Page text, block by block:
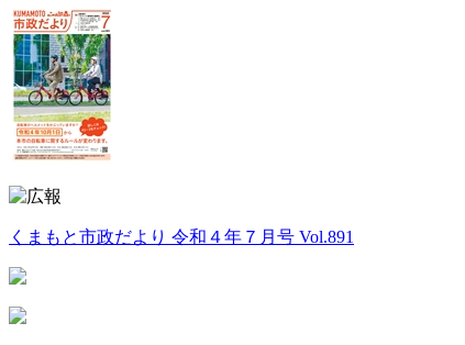
くまもと市政だより 令和４年７月号 Vol.891